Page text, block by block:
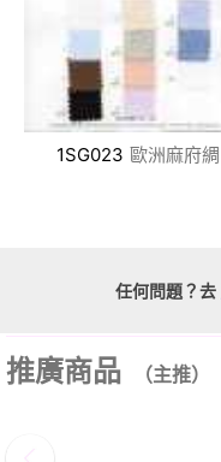
1SG023 歐洲麻府綢
任何問題？去
推廣商品 （主推）